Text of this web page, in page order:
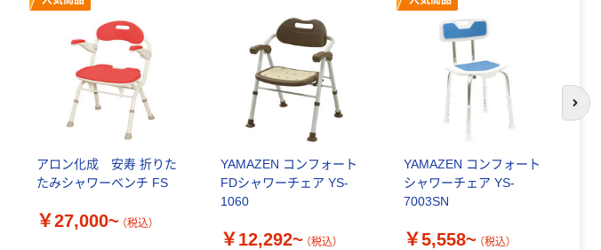
アロン化成 安寿 折りた
たみシャワーベンチ FS
￥27,000~ （税込）
YAMAZEN コンフォート
FDシャワーチェア YS-
1060
￥12,292~ （税込）
YAMAZEN コンフォート
シャワーチェア YS-
7003SN
￥5,558~ （税込）
次
テープ
￥358~ （税込）
オリジナル
サントリー 伊右
衛門 「お茶、どう
ぞ。」 緑茶
￥528~ （税込）
オリジナル
75×25mm
￥377~ （税込）
富士フイルム
instax mini13
INS MINI 13
（税込）
アスクル セロハ
PRO【純正】テー
プ 白ラベル
12mm幅 （黒文
字）
￥914~
富士フイルム チ
ェキ専用フィル
ム INSTAX MINI
（税込）
トイレットペー